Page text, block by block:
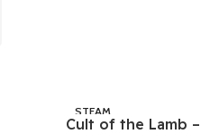
STEAM
Cult of the Lamb –